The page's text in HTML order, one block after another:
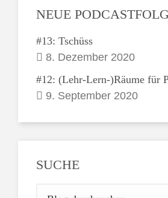
NEUE
#13: Tschüss
8. Dezember 2020
#12: (Lehr-Lern-)Räume für
9. September 2020
SUCHE